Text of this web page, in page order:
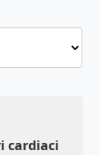
cardiaci